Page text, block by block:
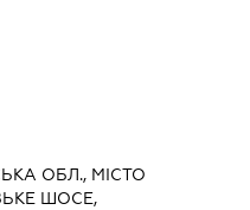
ОБЛ., МІСТО
ШОСЕ,